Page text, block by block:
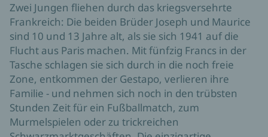
Zwei Jungen fliehen durch das kriegsversehrte
Frankreich: Die beiden Brüder Joseph und Maurice
sind 10 und 13 Jahre alt, als sie sich 1941 auf die
Flucht aus Paris machen. Mit fünfzig Francs in der
Tasche schlagen sie sich durch in die noch freie
Zone, entkommen der Gestapo, verlieren ihre
Familie - und nehmen sich noch in den trübsten
Stunden Zeit für ein Fußballmatch, zum
Murmelspielen oder zu trickreichen